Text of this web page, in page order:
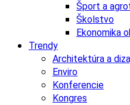
Šport a
Školstvo
Ekonomika
Trendy
Architektúra a
Enviro
Konferencie
Kongres